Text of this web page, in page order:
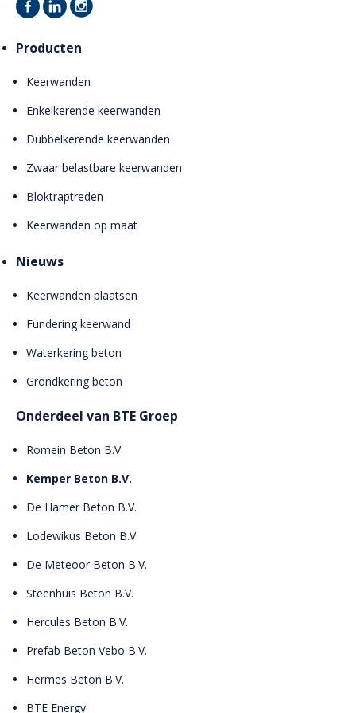
Producten
Keerwanden
Enkelkerende keerwanden
Dubbelkerende keerwanden
Zwaar belastbare keerwanden
Bloktraptreden
Keerwanden op maat
Nieuws
Keerwanden plaatsen
Fundering keerwand
Waterkering beton
Grondkering beton
Onderdeel van BTE Groep
Romein Beton B.V.
Kemper Beton B.V.
De Hamer Beton B.V.
Lodewikus Beton B.V.
De Meteoor Beton B.V.
Steenhuis Beton B.V.
Hercules Beton B.V.
Prefab Beton Vebo B.V.
Hermes Beton B.V.
BTE Energy